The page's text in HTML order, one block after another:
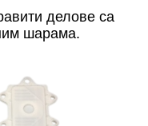
делове са
шарама.